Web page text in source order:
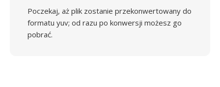
Poczekaj, aż plik zostanie przekonwertowany do
formatu yuv; od razu po konwersji możesz go
pobrać.